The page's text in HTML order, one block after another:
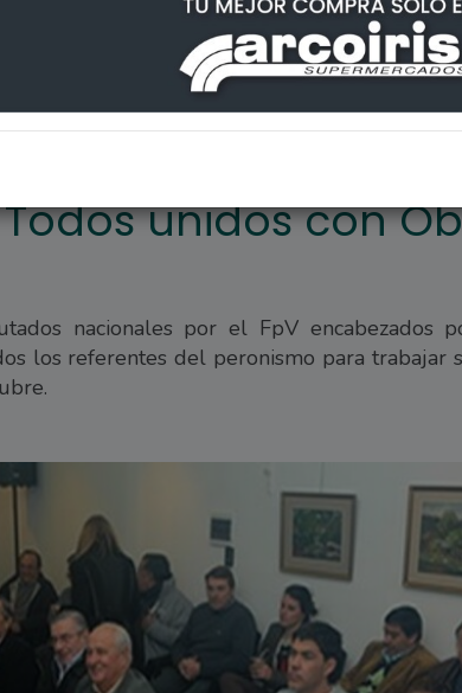
con Obeid para octubre
Todos unidos con
nacionales por el FpV encabezados
los referentes del peronismo para trabajar